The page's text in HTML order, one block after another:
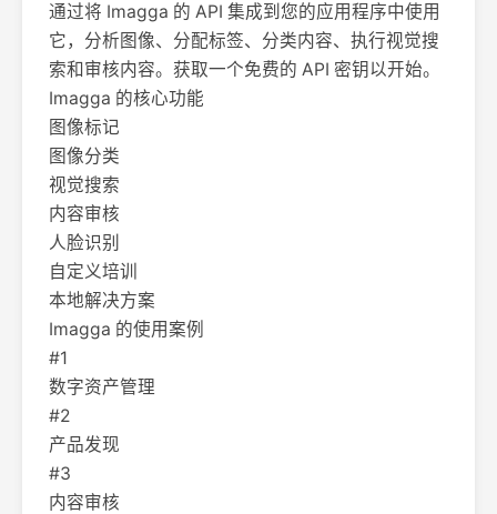
通过将 Imagga 的 API 集成到您的应用程序中使用
它，分析图像、分配标签、分类内容、执行视觉搜
索和审核内容。获取一个免费的 API 密钥以开始。
Imagga 的核心功能
图像标记
图像分类
视觉搜索
内容审核
人脸识别
自定义培训
本地解决方案
Imagga 的使用案例
#1
数字资产管理
#2
产品发现
#3
内容审核